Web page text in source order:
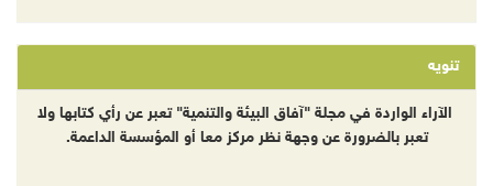
تنويه
الآراء الواردة في مجلة "آفاق البيئة والتنمية" تعبر عن رأي كتابها ولا
تعبر بالضرورة عن وجهة نظر مركز معا أو المؤسسة الداعمة.